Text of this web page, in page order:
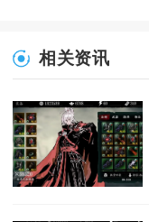
相关资讯